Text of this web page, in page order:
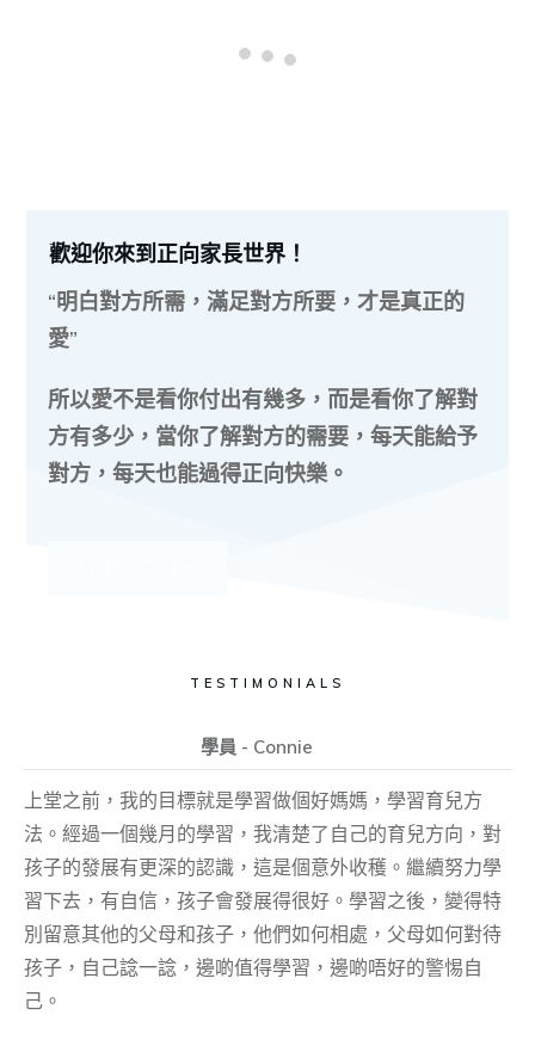
歡迎你來到正向家長世界！
“明白對方所需，滿足對方所要，才是真正的
愛”
所以愛不是看你付出有幾多，而是看你了解對
方有多少，當你了解對方的需要，每天能給予
對方，每天也能過得正向快樂。
TESTIMONIALS
學員 - Connie
上堂之前，我的目標就是學習做個好媽媽，學習育兒方
法。經過一個幾月的學習，我清楚了自己的育兒方向，對
孩子的發展有更深的認識，這是個意外收穫。繼續努力學
習下去，有自信，孩子會發展得很好。學習之後，變得特
別留意其他的父母和孩子，他們如何相處，父母如何對待
孩子，自己諗一諗，邊啲值得學習，邊啲唔好的警惕自
己。